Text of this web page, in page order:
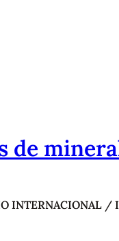
de
INTERNACIONAL /